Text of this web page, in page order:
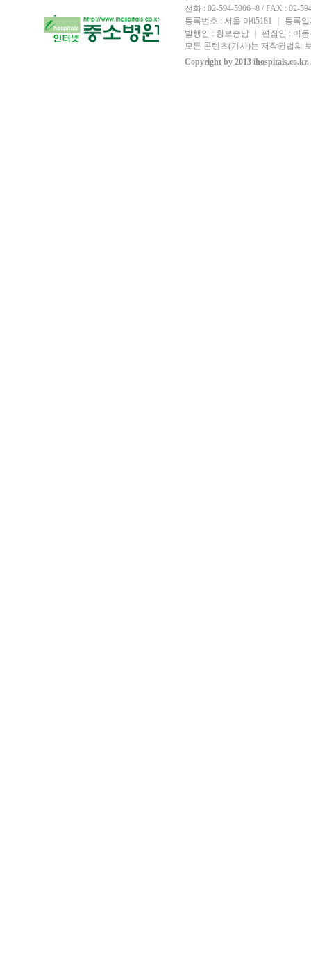
전화 : 02-594-5906~8 / FAX : 02-
등록번호 : 서울 아05181 ｜ 등록
발행인 : 황보승남 ｜ 편집인 : 이
모든 콘텐츠(기사)는 저작권법의
Copyright by 2013 ihospitals.co.kr.